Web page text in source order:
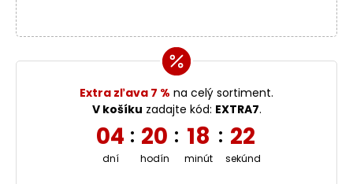
Extra zľava 7 % na celý sortiment.
V košíku zadajte kód: EXTRA7.
04
dní
: 20
hodín
: 18
minút
: 22
sekúnd